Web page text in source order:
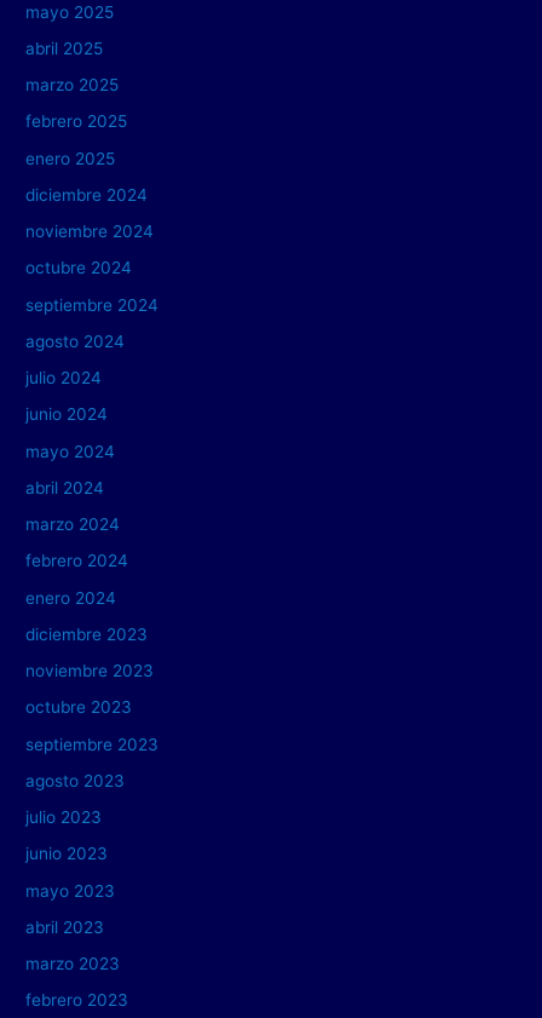
mayo 2025
abril 2025
marzo 2025
febrero 2025
enero 2025
diciembre 2024
noviembre 2024
octubre 2024
septiembre 2024
agosto 2024
julio 2024
junio 2024
mayo 2024
abril 2024
marzo 2024
febrero 2024
enero 2024
diciembre 2023
noviembre 2023
octubre 2023
septiembre 2023
agosto 2023
julio 2023
junio 2023
mayo 2023
abril 2023
marzo 2023
febrero 2023